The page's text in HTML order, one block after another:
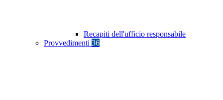
Recapiti dell'ufficio responsabile
Provvedimenti 36